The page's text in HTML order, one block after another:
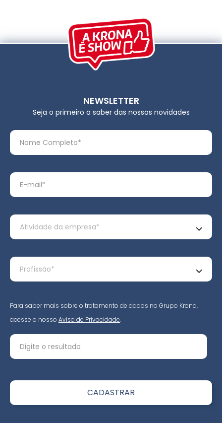
NEWSLETTER
Seja o primeiro a saber das nossas novidades
Para saber mais sobre o tratamento de dados no Grupo Krona,
acesse o nosso Aviso de Privacidade.